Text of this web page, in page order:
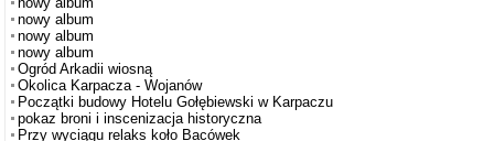
nowy album
nowy album
nowy album
Ogród Arkadii wiosną
Okolica Karpacza - Wojanów
Początki budowy Hotelu Gołębiewski w Karpaczu
pokaz broni i inscenizacja historyczna
Przy wyciągu relaks koło Bacówek